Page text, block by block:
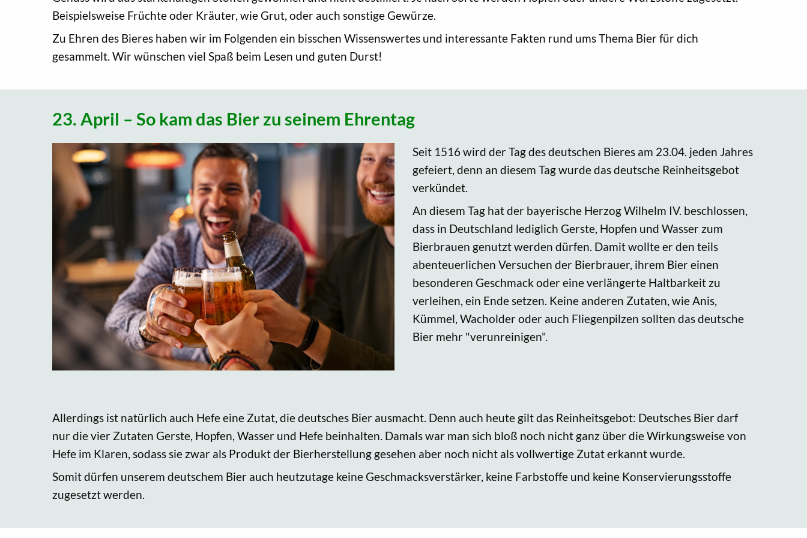
Beispielsweise Früchte oder Kräuter, wie Grut, oder auch sonstige Gewürze.
Zu Ehren des Bieres haben wir im Folgenden ein bisschen Wissenswertes und interessante Fakten rund ums Thema Bier für dich
gesammelt. Wir wünschen viel Spaß beim Lesen und guten Durst!
23. April – So kam das Bier zu seinem Ehrentag
Seit 1516 wird der Tag des deutschen Bieres am 23.04. jeden Jahres
gefeiert, denn an diesem Tag wurde das deutsche Reinheitsgebot
verkündet.
An diesem Tag hat der bayerische Herzog Wilhelm IV. beschlossen,
dass in Deutschland lediglich Gerste, Hopfen und Wasser zum
Bierbrauen genutzt werden dürfen. Damit wollte er den teils
abenteuerlichen Versuchen der Bierbrauer, ihrem Bier einen
besonderen Geschmack oder eine verlängerte Haltbarkeit zu
verleihen, ein Ende setzen. Keine anderen Zutaten, wie Anis,
Kümmel, Wacholder oder auch Fliegenpilzen sollten das deutsche
Bier mehr "verunreinigen".
Allerdings ist natürlich auch Hefe eine Zutat, die deutsches Bier ausmacht. Denn auch heute gilt das Reinheitsgebot: Deutsches Bier darf
nur die vier Zutaten Gerste, Hopfen, Wasser und Hefe beinhalten. Damals war man sich bloß noch nicht ganz über die Wirkungsweise von
Hefe im Klaren, sodass sie zwar als Produkt der Bierherstellung gesehen aber noch nicht als vollwertige Zutat erkannt wurde.
Somit dürfen unserem deutschem Bier auch heutzutage keine Geschmacksverstärker, keine Farbstoffe und keine Konservierungsstoffe
zugesetzt werden.